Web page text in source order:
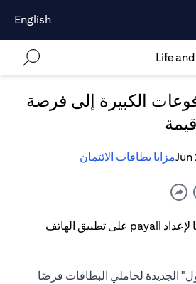
English
الكبيرة إلى فرصة
Junمزايا بطاقات الائتمان
الجديدة لحاملي البطاقات فرصًا